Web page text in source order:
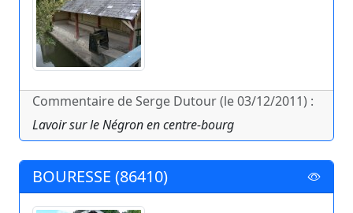
Commentaire de Serge Dutour (le 03/12/2011) :
Lavoir sur le Négron en centre-bourg
BOURESSE (86410)